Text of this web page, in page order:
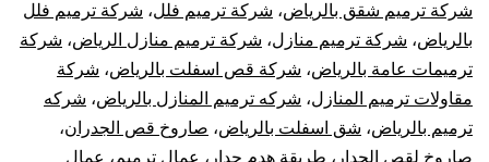
شركة ترميم شقق بالرياض، شركة ترميم فلل، شركة ترميم فلل
بالرياض، شركة ترميم منازل، شركة ترميم منازل الرياض، شركة
ترميمات عامة بالرياض، شركة قص اسفلت بالرياض، شركة
مقاولات ترميم المنازل، شركه ترميم المنازل بالرياض، شركه
ترميم بالرياض، شق اسفلت بالرياض، صاروخ قص الجدران،
صاروخ لقص الجدار ، طريقة هدم جدار ، عمال ترميم، عمال